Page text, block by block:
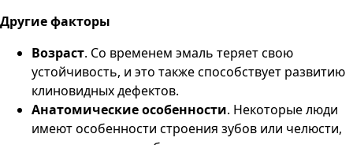
Другие факторы
Возраст. Со временем эмаль теряет свою
устойчивость, и это также способствует развитию
клиновидных дефектов.
Анатомические особенности. Некоторые люди
имеют особенности строения зубов или челюсти,